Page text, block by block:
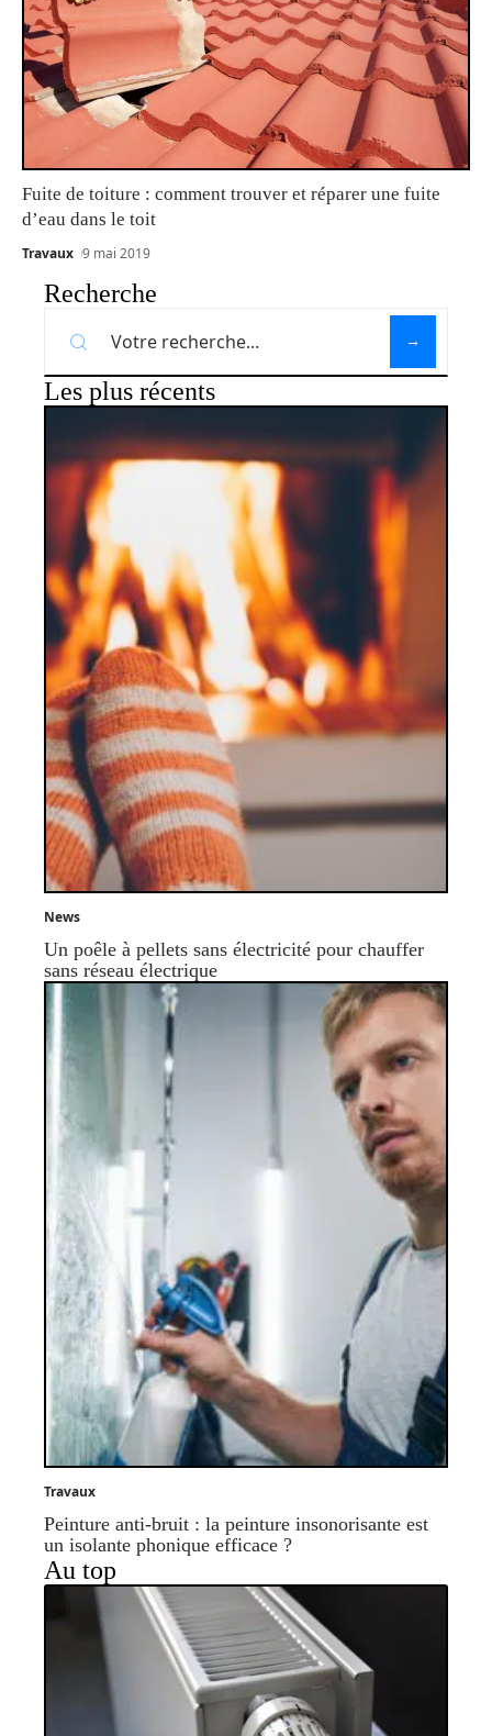
Fuite de toiture : comment trouver et réparer une fuite
d’eau dans le toit
Travaux 9 mai 2019
Recherche
Les plus récents
News
Un poêle à pellets sans électricité pour chauffer
sans réseau électrique
Travaux
Peinture anti-bruit : la peinture insonorisante est
un isolante phonique efficace ?
Au top